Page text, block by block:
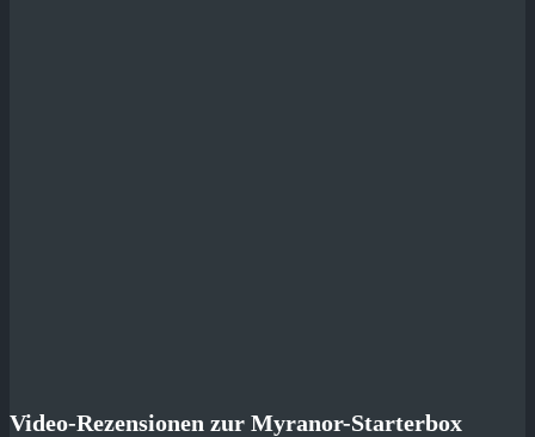
Video-Rezensionen zur Myranor-Starterbox